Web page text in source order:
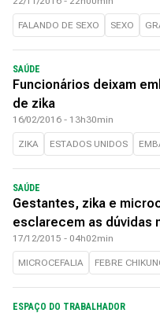
FALANDO DE SEXO SEXO
SAÚDE
Funcionários deixam
de zika
16/02/2016 - 13h30min
ZIKA ESTADOS UNIDOS
SAÚDE
Gestantes, zika e
esclarecem as dúvidas
17/12/2015 - 04h02min
MICROCEFALIA FEBRE
ESPAÇO DO TRABALHADOR